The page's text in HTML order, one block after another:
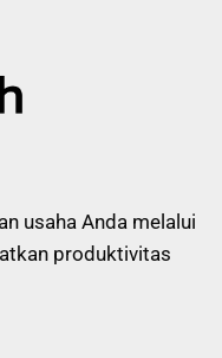
usaha Anda melalui
produktivitas